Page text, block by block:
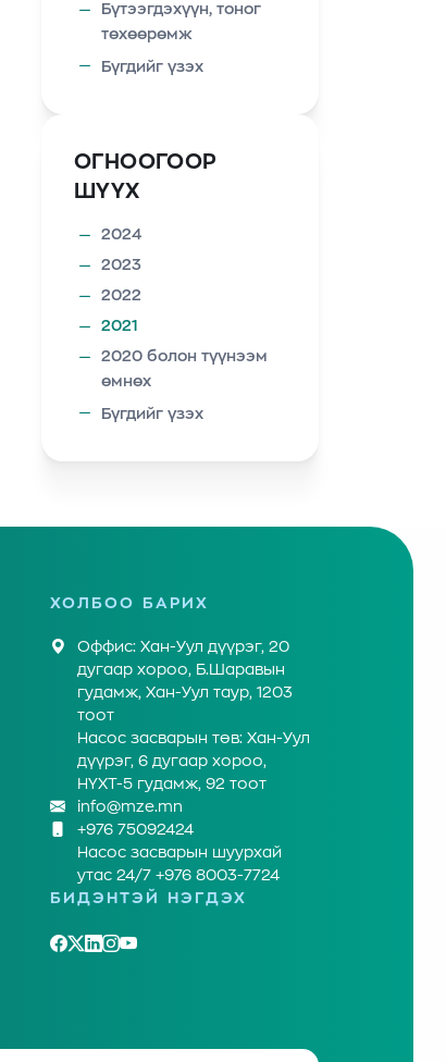
Бүтээгдэхүүн, тоног
төхөөрөмж
Бүгдийг үзэх
ОГНООГООР
ШҮҮХ
2024
2023
2022
2021
2020 болон түүнээм
өмнөх
Бүгдийг үзэх
ХОЛБОО БАРИХ
Оффис: Хан-Уул дүүрэг, 20
дугаар хороо, Б.Шаравын
гудамж, Хан-Уул таур, 1203
тоот
Насос засварын төв: Хан-Уул
дүүрэг, 6 дугаар хороо,
НҮХТ-5 гудамж, 92 тоот
info@mze.mn
+976 75092424
Насос засварын шуурхай
утас 24/7 +976 8003-7724
БИДЭНТЭЙ НЭГДЭХ